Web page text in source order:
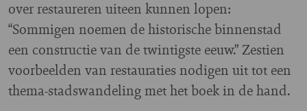
over restaureren uiteen kunnen lopen:
“Sommigen noemen de historische binnenstad
een constructie van de twintigste eeuw.” Zestien
voorbeelden van restauraties nodigen uit tot een
thema-stadswandeling met het boek in de hand.